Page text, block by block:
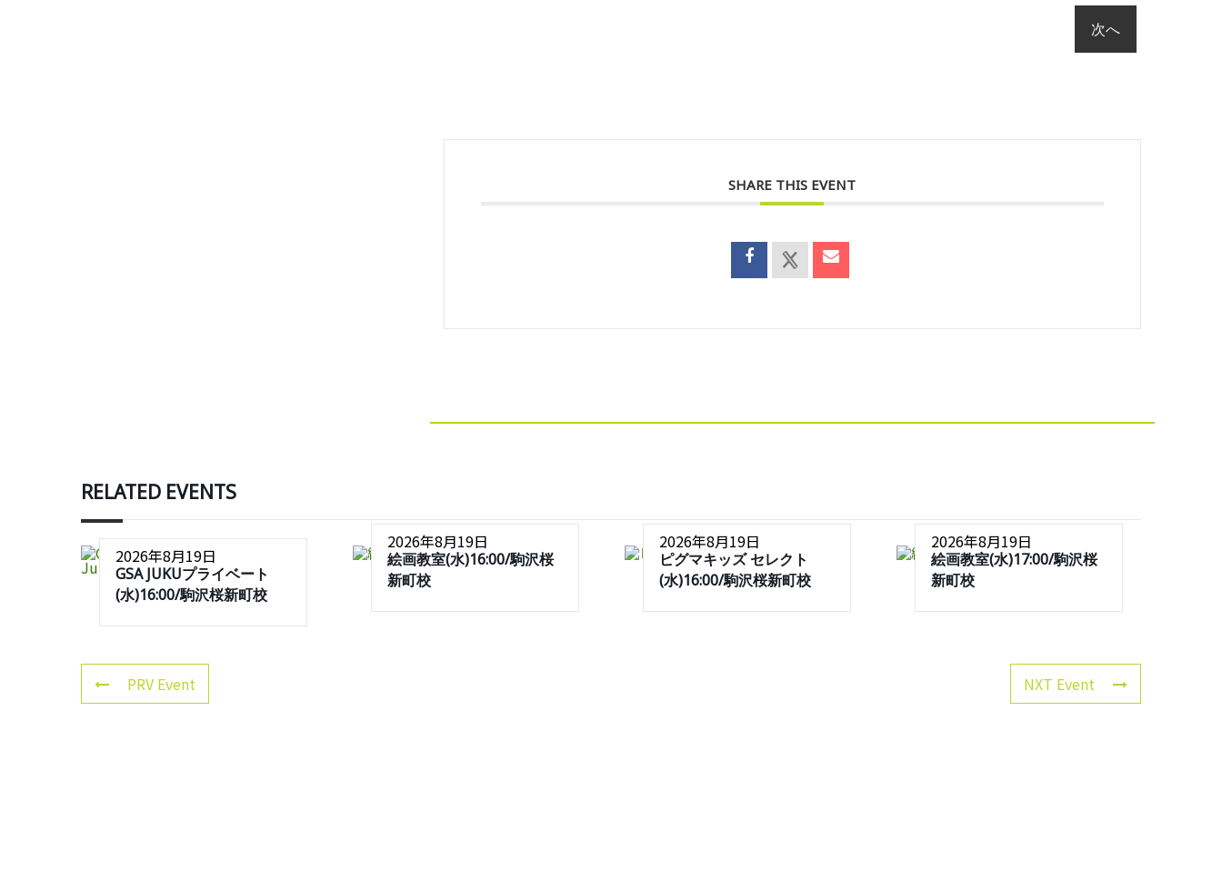
SHARE THIS EVENT
RELATED EVENTS
2026年8月19日
GSA JUKUプライベート
(水)16:00/駒沢桜新町校
2026年8月19日
絵画教室(水)16:00/駒沢桜
新町校
2026年8月19日
ピグマキッズ セレクト
(水)16:00/駒沢桜新町校
2026年8月19日
絵画教室(水)17:00/駒沢桜
新町校
PRV Event NXT Event